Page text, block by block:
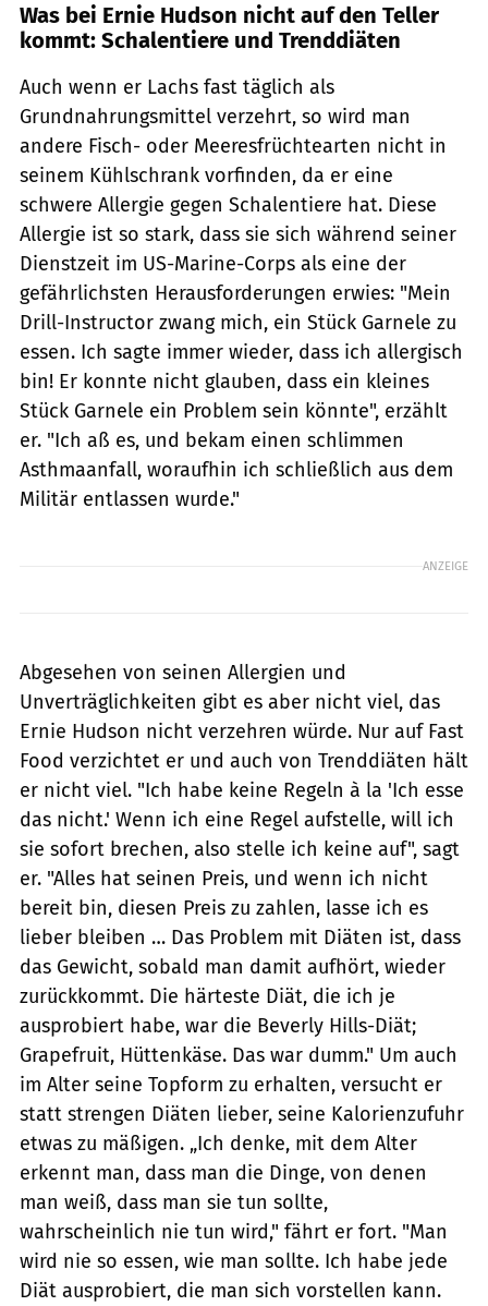
Was bei Ernie Hudson nicht auf den Teller
kommt: Schalentiere und Trenddiäten
Auch wenn er Lachs fast täglich als
Grundnahrungsmittel verzehrt, so wird man
andere Fisch- oder Meeresfrüchtearten nicht in
seinem Kühlschrank vorfinden, da er eine
schwere Allergie gegen Schalentiere hat. Diese
Allergie ist so stark, dass sie sich während seiner
Dienstzeit im US-Marine-Corps als eine der
gefährlichsten Herausforderungen erwies: "Mein
Drill-Instructor zwang mich, ein Stück Garnele zu
essen. Ich sagte immer wieder, dass ich allergisch
bin! Er konnte nicht glauben, dass ein kleines
Stück Garnele ein Problem sein könnte", erzählt
er. "Ich aß es, und bekam einen schlimmen
Asthmaanfall, woraufhin ich schließlich aus dem
Militär entlassen wurde."
ANZEIGE
Abgesehen von seinen Allergien und
Unverträglichkeiten gibt es aber nicht viel, das
Ernie Hudson nicht verzehren würde. Nur auf Fast
Food verzichtet er und auch von Trenddiäten hält
er nicht viel. "Ich habe keine Regeln à la 'Ich esse
das nicht.' Wenn ich eine Regel aufstelle, will ich
sie sofort brechen, also stelle ich keine auf", sagt
er. "Alles hat seinen Preis, und wenn ich nicht
bereit bin, diesen Preis zu zahlen, lasse ich es
lieber bleiben … Das Problem mit Diäten ist, dass
das Gewicht, sobald man damit aufhört, wieder
zurückkommt. Die härteste Diät, die ich je
ausprobiert habe, war die Beverly Hills-Diät;
Grapefruit, Hüttenkäse. Das war dumm." Um auch
im Alter seine Topform zu erhalten, versucht er
statt strengen Diäten lieber, seine Kalorienzufuhr
etwas zu mäßigen. „Ich denke, mit dem Alter
erkennt man, dass man die Dinge, von denen
man weiß, dass man sie tun sollte,
wahrscheinlich nie tun wird," fährt er fort. "Man
wird nie so essen, wie man sollte. Ich habe jede
Diät ausprobiert, die man sich vorstellen kann.